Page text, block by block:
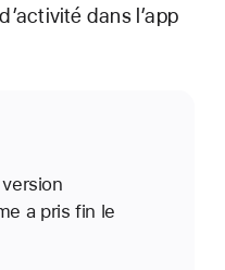
dans l’app
a pris fin le